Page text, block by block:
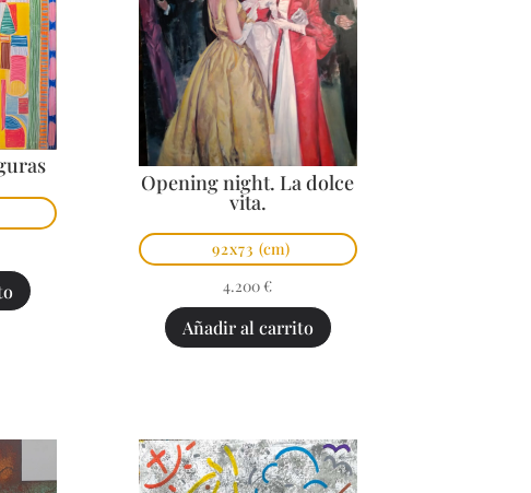
Opening night. La dolce
vita.
92x73 (cm)
4.200 €
Añadir al carrito